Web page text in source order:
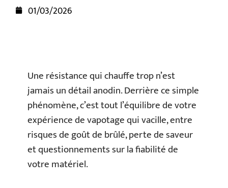
01/03/2026
Une résistance qui chauffe trop n’est
jamais un détail anodin. Derrière ce simple
phénomène, c’est tout l’équilibre de votre
expérience de vapotage qui vacille, entre
risques de goût de brûlé, perte de saveur
et questionnements sur la fiabilité de
votre matériel.